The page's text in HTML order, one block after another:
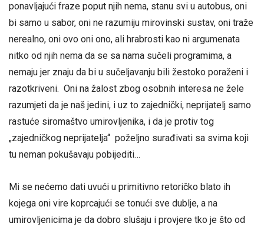
ponavljajući fraze poput njih nema, stanu svi u autobus, oni
bi samo u sabor, oni ne razumiju mirovinski sustav, oni traže
nerealno, oni ovo oni ono, ali hrabrosti kao ni argumenata
nitko od njih nema da se sa nama sučeli programima, a
nemaju jer znaju da bi u sučeljavanju bili žestoko poraženi i
razotkriveni. Oni na žalost zbog osobnih interesa ne žele
razumjeti da je naš jedini, i uz to zajednički, neprijatelj samo
rastuće siromaštvo umirovljenika, i da je protiv tog
„zajedničkog neprijatelja“ poželjno surađivati sa svima koji
tu neman pokušavaju pobijediti…
Mi se nećemo dati uvući u primitivno retoričko blato ih
kojega oni vire koprcajući se tonući sve dublje, a na
umirovljenicima je da dobro slušaju i provjere tko je što od